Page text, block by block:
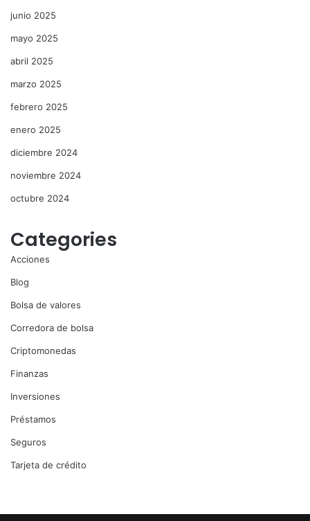
junio 2025
mayo 2025
abril 2025
marzo 2025
febrero 2025
enero 2025
diciembre 2024
noviembre 2024
octubre 2024
Categories
Acciones
Blog
Bolsa de valores
Corredora de bolsa
Criptomonedas
Finanzas
Inversiones
Préstamos
Seguros
Tarjeta de crédito